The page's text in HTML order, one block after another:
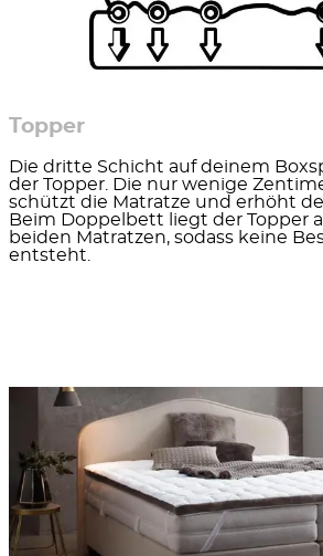
Topper
Die dritte Schicht auf deinem
der Topper. Die nur wenige
schützt die Matratze und erhöht
Beim Doppelbett liegt der Topper
beiden Matratzen, sodass keine
entsteht.